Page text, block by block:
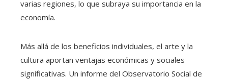
varias regiones, lo que subraya su importancia en la
economía.
Más allá de los beneficios individuales, el arte y la
cultura aportan ventajas económicas y sociales
significativas. Un informe del Observatorio Social de